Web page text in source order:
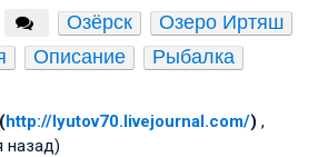
Озёрск
Озеро Иртяш
Описание
Рыбалка
http://lyutov70.livejournal.com/) ,
назад)